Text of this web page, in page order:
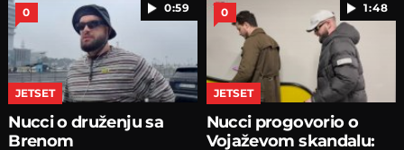
0:59
0
JETSET
Nucci o druženju sa
Brenom
1:48
0
JETSET
Nucci progovorio o
Vojaževom skandalu: